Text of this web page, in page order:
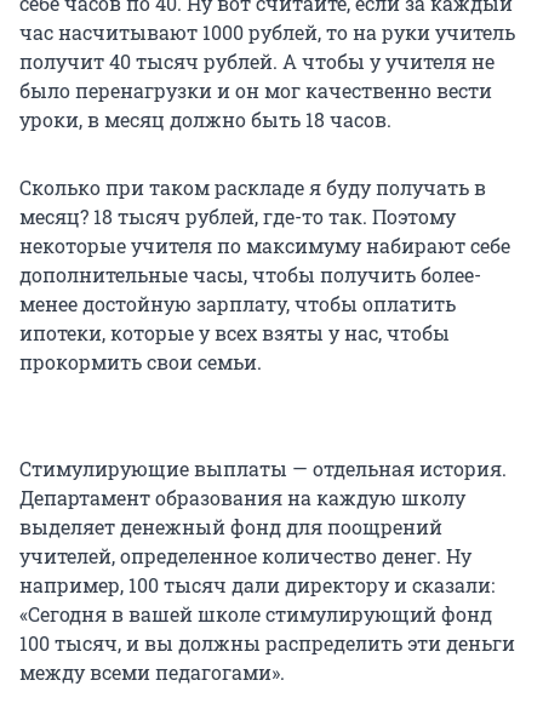
час насчитывают 1000 рублей, то на руки учитель
получит 40 тысяч рублей. А чтобы у учителя не
было перенагрузки и он мог качественно вести
уроки, в месяц должно быть 18 часов.
Сколько при таком раскладе я буду получать в
месяц? 18 тысяч рублей, где-то так. Поэтому
некоторые учителя по максимуму набирают себе
дополнительные часы, чтобы получить более-
менее достойную зарплату, чтобы оплатить
ипотеки, которые у всех взяты у нас, чтобы
прокормить свои семьи.
Стимулирующие выплаты — отдельная история.
Департамент образования на каждую школу
выделяет денежный фонд для поощрений
учителей, определенное количество денег. Ну
например, 100 тысяч дали директору и сказали:
«Сегодня в вашей школе стимулирующий фонд
100 тысяч, и вы должны распределить эти деньги
между всеми педагогами».